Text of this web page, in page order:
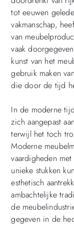
tot eeuwen
vakmanschap,
van
vaak
kunst van het
gebruik maken
die door de tijd
In de moderne
zich aangepast
terwijl het toch
Moderne
vaardigheden
unieke stukken
esthetisch
ambachtelijke
de
gegeven in de